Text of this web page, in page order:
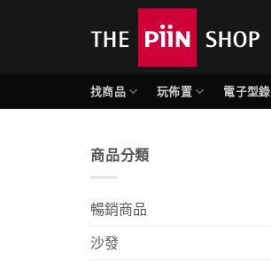
找商品 玩佈置 電子型錄
商品分類
暢銷商品
沙發